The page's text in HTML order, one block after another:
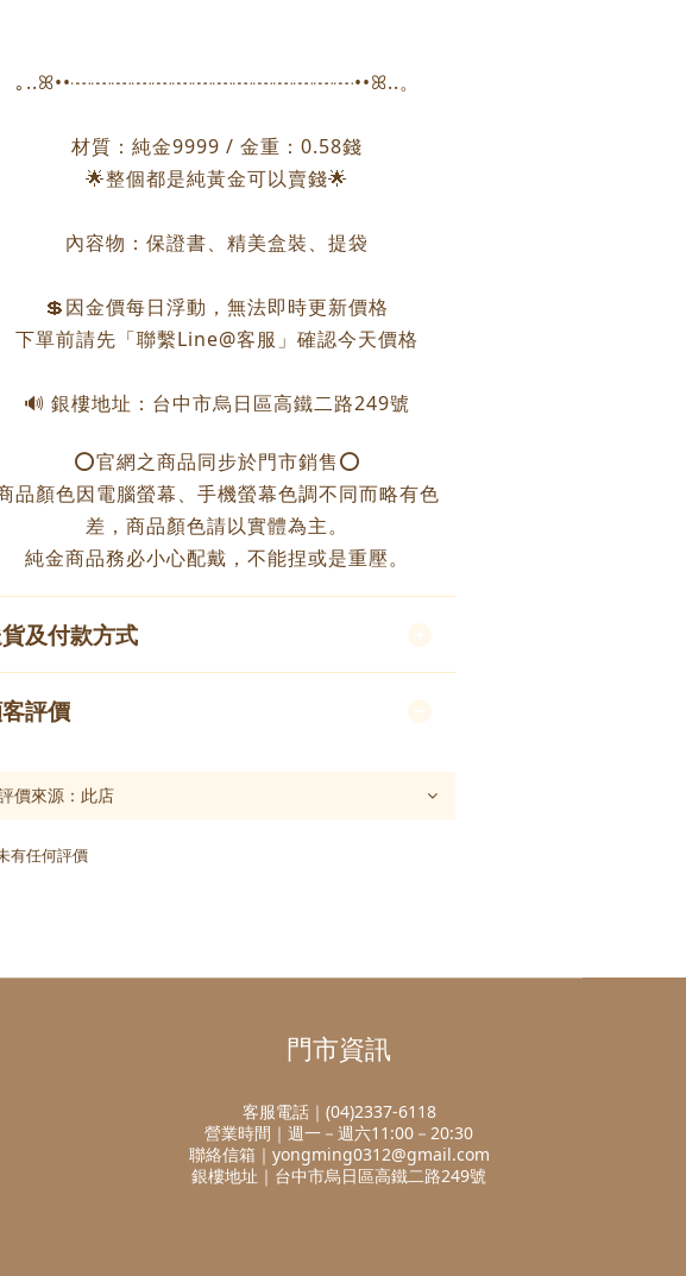
｡..ꕤ••┈┈┈┈┈┈┈┈┈┈┈┈┈┈••ꕤ..。
材質：純金9999 / 金重：0.58錢
🌟整個都是純黃金可以賣錢🌟
內容物：保證書、精美盒裝、提袋
💲因金價每日浮動，無法即時更新價格
下單前請先「聯繫Line@客服」確認今天價格
🔊 銀樓地址：台中市烏日區高鐵二路249號
⭕️官網之商品同步於門市銷售⭕️
品顏色因電腦螢幕、手機螢幕色調不同而略有色
差，商品顏色請以實體為主。
純金商品務必小心配戴，不能捏或是重壓。
及付款方式
評價
有任何評價
門市資訊
客服電話｜(04)2337-6118
營業時間｜週一－週六11:00－20:30
聯絡信箱｜yongming0312@gmail.com
銀樓地址｜台中市烏日區高鐵二路249號